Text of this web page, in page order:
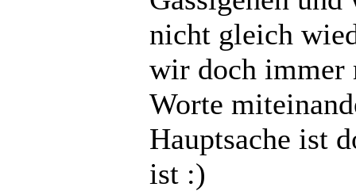
nicht gleich
wir doch immer
Worte
Hauptsache ist
ist :)